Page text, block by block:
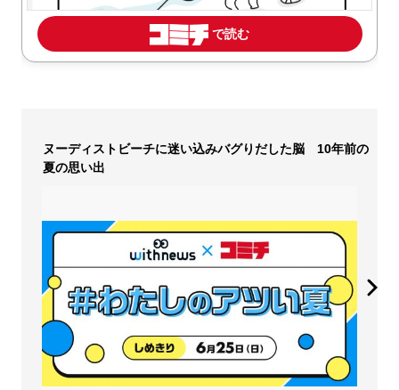
ヌーディストビーチに迷い込みバグりだした脳 10年前の
夏の思い出